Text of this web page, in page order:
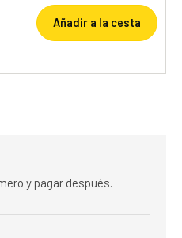
Añadir a la cesta
y pagar después.